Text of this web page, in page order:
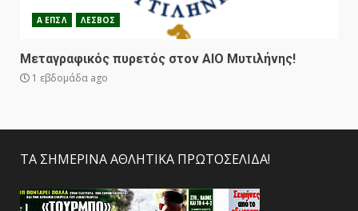
Α ΕΠΣΛ ΛΕΣΒΟΣ
Μεταγραφικός πυρετός στον ΑΙΟ Μυτιλήνης!
1 εβδομάδα ago
ΤΑ ΣΗΜΕΡΙΝΑ ΑΘΛΗΤΙΚΑ ΠΡΩΤΟΣΕΛΙΔΑ!